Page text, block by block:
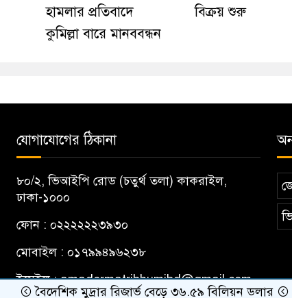
হামলার প্রতিবাদে
কুমিল্লা বারে মানববন্ধন
বিক্রয় শুরু
যোগাযোগের ঠিকানা
৮০/২, ভিআইপি রোড (চতুর্থ তলা) কাকরাইল,
ঢাকা-১০০০
ফোন : ০২২২২২২৩৯৩০
মোবাইল : ০১৭৯৯৪৯৬২৩৮
ইমেইল :amadermatribhumibd@gmail.com
বৈদেশিক মুদ্রার রিজার্ভ বেড়ে ৩৬.৫৯ বিলিয়ন ডলার